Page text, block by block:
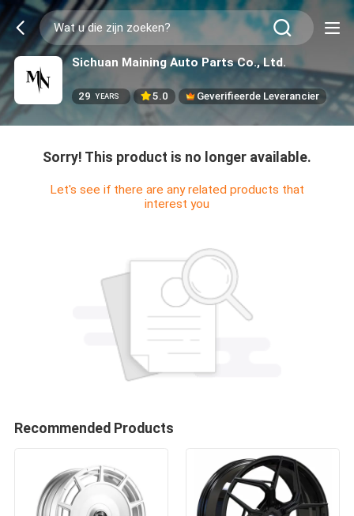
Sichuan Maining Auto Parts Co., Ltd.
29 YEARS 5.0 Geverifieerde Leverancier
Sorry! This product is no longer available.
Let's see if there are any related products that
interest you
Recommended Products